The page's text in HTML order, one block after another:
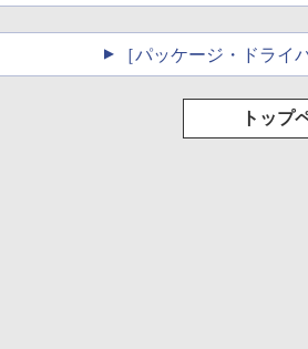
［パッケージ・ドライ
トップ